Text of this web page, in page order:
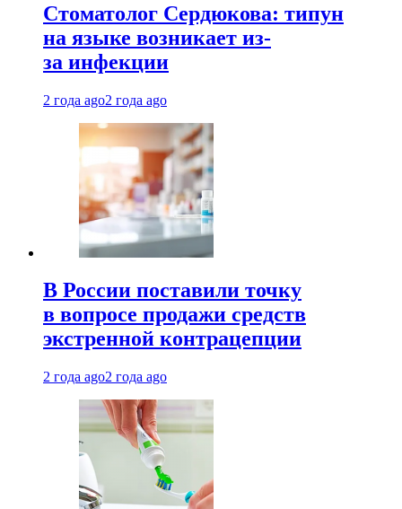
Стоматолог Сердюкова: типун
на языке возникает из-
за инфекции
2 года ago2 года ago
В России поставили точку
в вопросе продажи средств
экстренной контрацепции
2 года ago2 года ago